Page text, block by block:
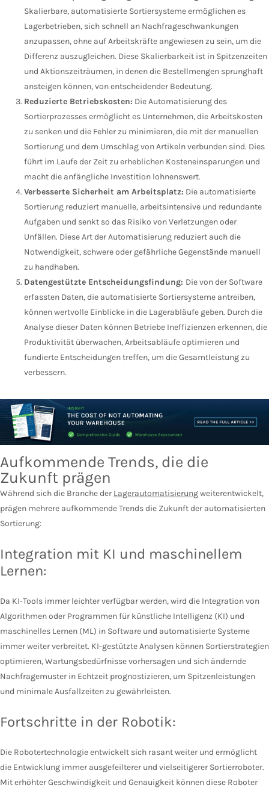
Skalierbare, automatisierte Sortiersysteme ermöglichen es
Lagerbetrieben, sich schnell an Nachfrageschwankungen
anzupassen, ohne auf Arbeitskräfte angewiesen zu sein, um die
Differenz auszugleichen. Diese Skalierbarkeit ist in Spitzenzeiten
und Aktionszeiträumen, in denen die Bestellmengen sprunghaft
ansteigen können, von entscheidender Bedeutung.
Reduzierte Betriebskosten: Die Automatisierung des
Sortierprozesses ermöglicht es Unternehmen, die Arbeitskosten
zu senken und die Fehler zu minimieren, die mit der manuellen
Sortierung und dem Umschlag von Artikeln verbunden sind. Dies
führt im Laufe der Zeit zu erheblichen Kosteneinsparungen und
macht die anfängliche Investition lohnenswert.
Verbesserte Sicherheit am Arbeitsplatz: Die automatisierte
Sortierung reduziert manuelle, arbeitsintensive und redundante
Aufgaben und senkt so das Risiko von Verletzungen oder
Unfällen. Diese Art der Automatisierung reduziert auch die
Notwendigkeit, schwere oder gefährliche Gegenstände manuell
zu handhaben.
Datengestützte Entscheidungsfindung: Die von der Software
erfassten Daten, die automatisierte Sortiersysteme antreiben,
können wertvolle Einblicke in die Lagerabläufe geben. Durch die
Analyse dieser Daten können Betriebe Ineffizienzen erkennen, die
Produktivität überwachen, Arbeitsabläufe optimieren und
fundierte Entscheidungen treffen, um die Gesamtleistung zu
verbessern.
Aufkommende Trends, die die
Zukunft prägen
Während sich die Branche der Lagerautomatisierungweiterentwickelt,
prägen mehrere aufkommende Trends die Zukunft der automatisierten
Sortierung:
Integration mit KI und maschinellem
Lernen:
Da KI-Tools immer leichter verfügbar werden, wird die Integration von
Algorithmen oder Programmen für künstliche Intelligenz (KI) und
maschinelles Lernen (ML) in Software und automatisierte Systeme
immer weiter verbreitet. KI-gestützte Analysen können Sortierstrategien
optimieren, Wartungsbedürfnisse vorhersagen und sich ändernde
Nachfragemuster in Echtzeit prognostizieren, um Spitzenleistungen
und minimale Ausfallzeiten zu gewährleisten.
Fortschritte in der Robotik:
Die Robotertechnologie entwickelt sich rasant weiter und ermöglicht
die Entwicklung immer ausgefeilterer und vielseitigerer Sortierroboter.
Mit erhöhter Geschwindigkeit und Genauigkeit können diese Roboter